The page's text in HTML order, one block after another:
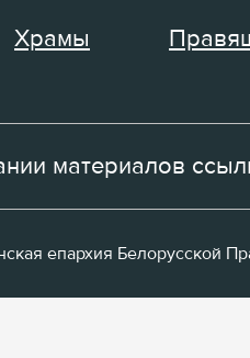
Храмы
материалов
епархия Белорусской